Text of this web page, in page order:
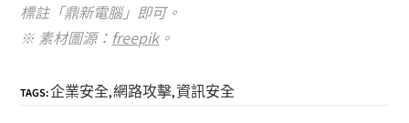
標註「鼎新電腦」即可。
※ 素材圖源： freepik。
TAGS:企業安全,網路攻擊,資訊安全